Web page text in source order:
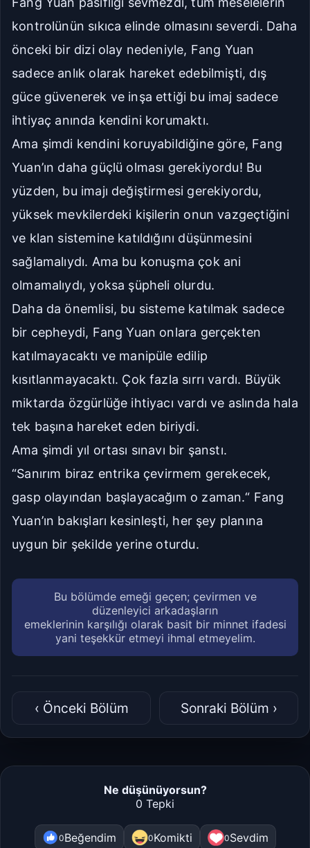
kontrolünün sıkıca elinde olmasını severdi. Daha
önceki bir dizi olay nedeniyle, Fang Yuan
sadece anlık olarak hareket edebilmişti, dış
güce güvenerek ve inşa ettiği bu imaj sadece
ihtiyaç anında kendini korumaktı.
Ama şimdi kendini koruyabildiğine göre, Fang
Yuan’ın daha güçlü olması gerekiyordu! Bu
yüzden, bu imajı değiştirmesi gerekiyordu,
yüksek mevkilerdeki kişilerin onun vazgeçtiğini
ve klan sistemine katıldığını düşünmesini
sağlamalıydı. Ama bu konuşma çok ani
olmamalıydı, yoksa şüpheli olurdu.
Daha da önemlisi, bu sisteme katılmak sadece
bir cepheydi, Fang Yuan onlara gerçekten
katılmayacaktı ve manipüle edilip
kısıtlanmayacaktı. Çok fazla sırrı vardı. Büyük
miktarda özgürlüğe ihtiyacı vardı ve aslında hala
tek başına hareket eden biriydi.
Ama şimdi yıl ortası sınavı bir şanstı.
“Sanırım biraz entrika çevirmem gerekecek,
gasp olayından başlayacağım o zaman.“ Fang
Yuan’ın bakışları kesinleşti, her şey planına
uygun bir şekilde yerine oturdu.
Bu bölümde emeği geçen; çevirmen ve
düzenleyici arkadaşların
emeklerinin karşılığı olarak basit bir minnet ifadesi
yani teşekkür etmeyi ihmal etmeyelim.
‹ Önceki Bölüm Sonraki Bölüm ›
Ne düşünüyorsun?
0 Tepki
0Beğendim 0Komikti 0Sevdim